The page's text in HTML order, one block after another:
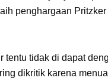
penghargaan
tentu tidak di dapat
dikritik karena